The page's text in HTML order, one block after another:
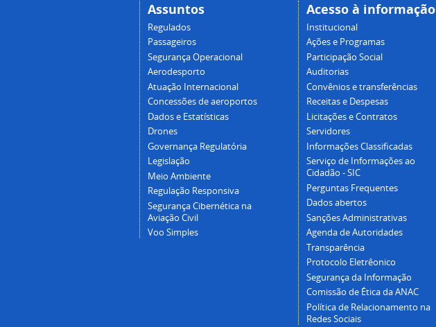
Assuntos
Regulados
Passageiros
Segurança Operacional
Aerodesporto
Atuação Internacional
Concessões de aeroportos
Dados e Estatísticas
Drones
Governança Regulatória
Legislação
Meio Ambiente
Regulação Responsiva
Segurança Cibernética na
Aviação Civil
Voo Simples
Acesso à informação
Institucional
Ações e Programas
Participação Social
Auditorias
Convênios e transferências
Receitas e Despesas
Licitações e Contratos
Servidores
Informações Classificadas
Serviço de Informações ao
Cidadão - SIC
Perguntas Frequentes
Dados abertos
Sanções Administrativas
Agenda de Autoridades
Transparência
Protocolo Eletrêonico
Segurança da Informação
Comissão de Ética da ANAC
Política de Relacionamento na
Redes Sociais